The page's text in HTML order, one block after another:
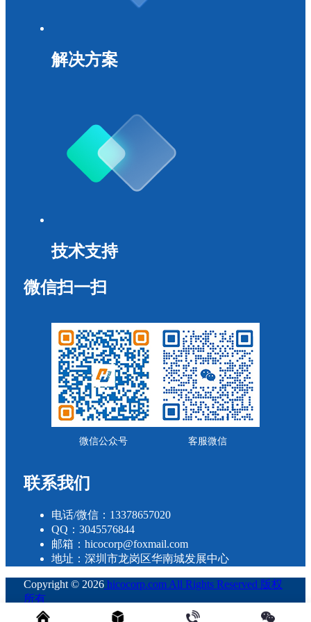
解决方案
技术支持
微信扫一扫
微信公众号 客服微信
联系我们
电话/微信：13378657020
QQ：3045576844
邮箱：hicocorp@foxmail.com
地址：深圳市龙岗区华南城发展中心
Copyright © 2026hicocorp.com All Rights Reserved 版权
所有
粤ICP备2023109800号